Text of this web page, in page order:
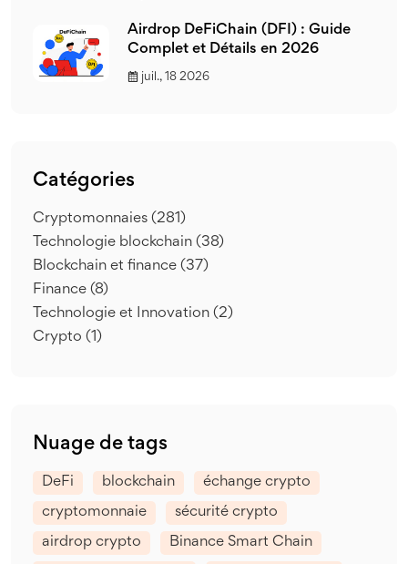
Airdrop DeFiChain (DFI) : Guide
Complet et Détails en 2026
juil., 18 2026
Catégories
Cryptomonnaies (281)
Technologie blockchain (38)
Blockchain et finance (37)
Finance (8)
Technologie et Innovation (2)
Crypto (1)
Nuage de tags
DeFi blockchain échange crypto
cryptomonnaie sécurité crypto
airdrop crypto Binance Smart Chain